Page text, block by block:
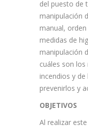
del puesto de
manipulación
manual,
medidas de
manipulación
cuáles son
incendios y
prevenirlos y
OBJETIVOS
Al realizar